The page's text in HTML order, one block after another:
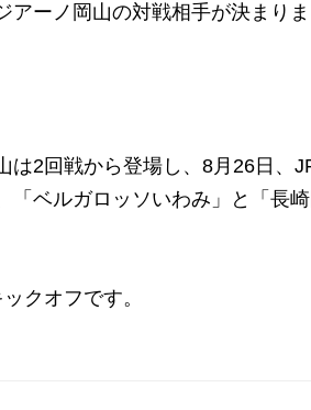
アーノ岡山の対戦相手が決まりま
2回戦から登場し、8月26日、
「ベルガロッソいわみ」と「長
クオフです。